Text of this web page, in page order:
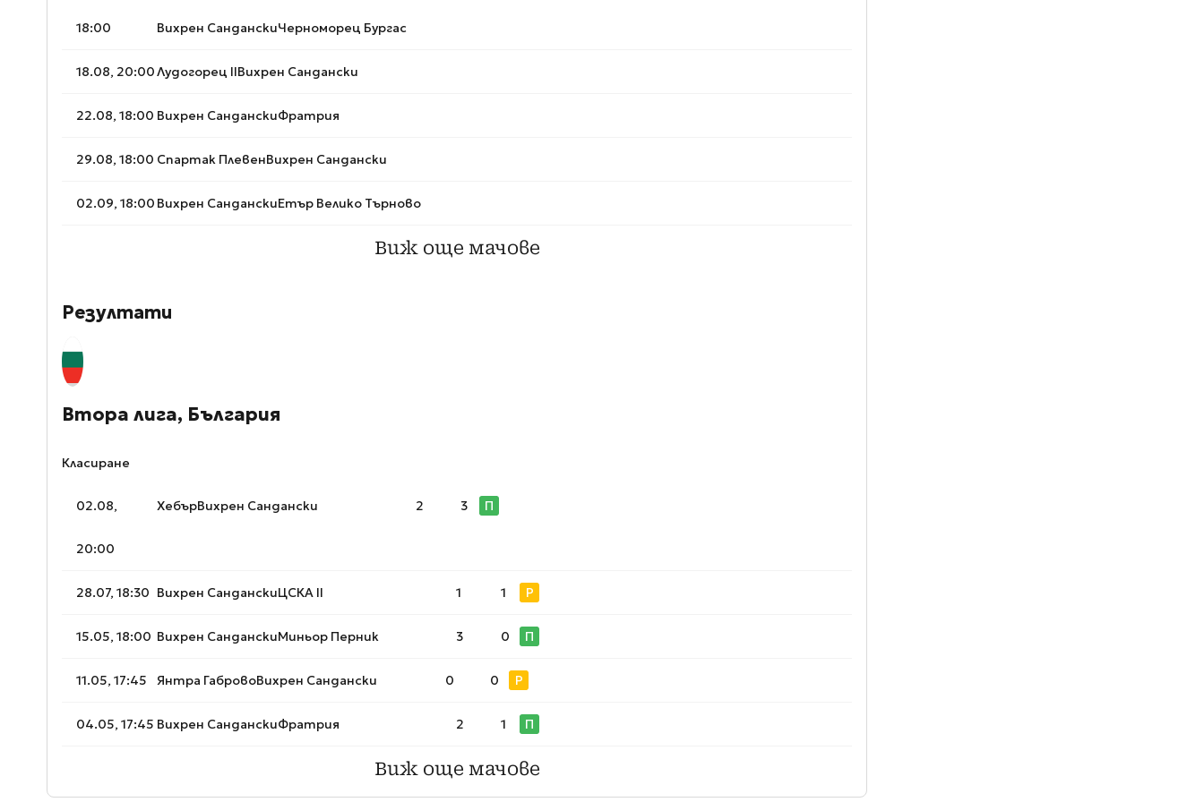
18:00 Вихрен СанданскиЧерноморец Бургас
18.08, 20:00Лудогорец IIВихрен Сандански
22.08, 18:00 Вихрен СанданскиФратрия
29.08, 18:00 Спартак ПлевенВихрен Сандански
02.09, 18:00 Вихрен СанданскиЕтър Велико Търново
Виж още мачове
Резултати
Втора лига, България
Класиране
02.08,
20:00
ХебърВихрен Сандански 2 3 П
28.07, 18:30 Вихрен СанданскиЦСКА II 1 1 Р
15.05, 18:00 Вихрен СанданскиМиньор Перник 3 0 П
11.05, 17:45 Янтра ГабровоВихрен Сандански 0 0 Р
04.05, 17:45 Вихрен СанданскиФратрия 2 1 П
Виж още мачове